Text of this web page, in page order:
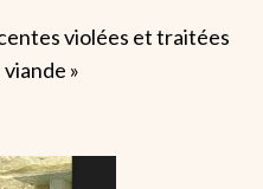
violées et traitées
»